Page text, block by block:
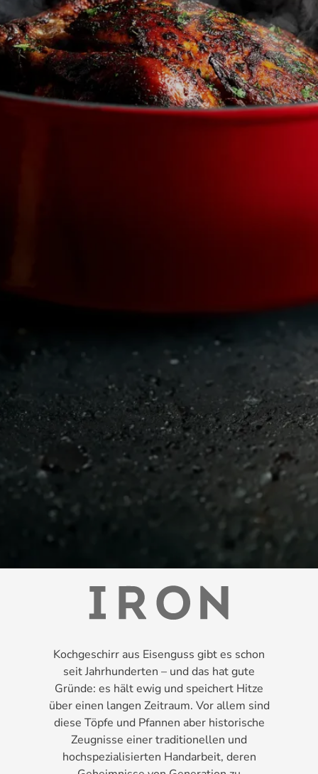
Kochgeschirr aus Eisenguss gibt es schon
seit Jahrhunderten – und das hat gute
Gründe: es hält ewig und speichert Hitze
über einen langen Zeitraum. Vor allem sind
diese Töpfe und Pfannen aber historische
Zeugnisse einer traditionellen und
hochspezialisierten Handarbeit, deren